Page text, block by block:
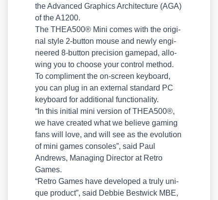
the Advan­ced Gra­phics Archi­tec­tu­re (AGA)
of the A1200.
The THEA500® Mini comes with the ori­gi­
nal style 2‑button mou­se and new­ly engi­
nee­red 8‑button pre­cis­i­on game­pad, allo­
wing you to choo­se your con­trol method.
To com­pli­ment the on-screen key­board,
you can plug in an exter­nal stan­dard PC
key­board for addi­tio­nal func­tion­a­li­ty.
“In this initi­al mini ver­si­on of THEA500®,
we have crea­ted what we belie­ve gam­ing
fans will love, and will see as the evo­lu­ti­on
of mini games con­so­les”, said Paul
Andrews, Mana­ging Direc­tor at Retro
Games.
“Retro Games have deve­lo­ped a tru­ly uni­
que pro­duct”, said Debbie Best­wick MBE,